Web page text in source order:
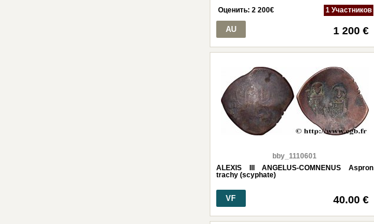
Оценить:2 200€ 1 Участников
AU 1 200 €
bby_1110601
ALEXIS III ANGELUS-COMNENUS Aspron
trachy (scyphate)
VF 40.00 €